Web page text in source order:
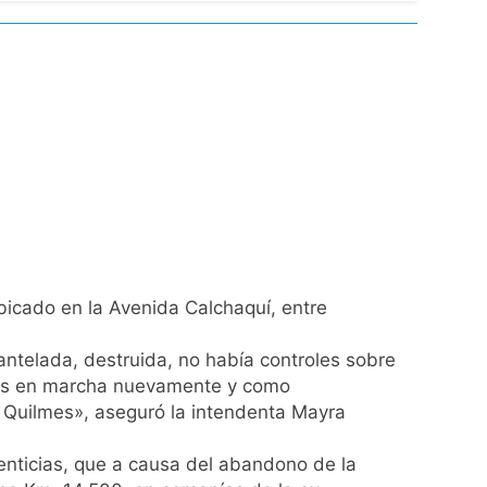
Propiedad Privada
más bajas de la semana
los argentinos
en la Avenida Calchaquí, entre
destruida, no había controles sobre
en marcha nuevamente y como
aseguró la intendenta Mayra
que a causa del abandono de la